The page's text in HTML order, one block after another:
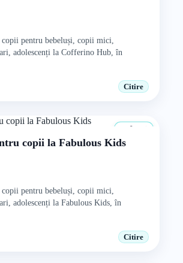
pentru bebeluși, copii mici,
adolescenți la Cofferino Hub, în
Citire
0+ ani
copii la Fabulous Kids
pentru bebeluși, copii mici,
adolescenți la Fabulous Kids, în
Citire